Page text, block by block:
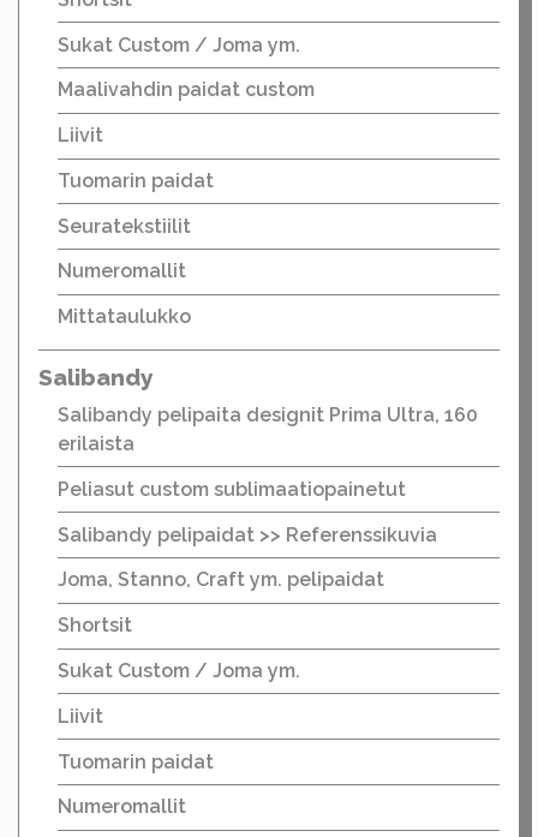
Sukat Custom / Joma ym.
Maalivahdin paidat custom
Liivit
Tuomarin paidat
Seuratekstiilit
Numeromallit
Mittataulukko
Salibandy
Salibandy pelipaita designit Prima Ultra, 160
erilaista
Peliasut custom sublimaatiopainetut
Salibandy pelipaidat >> Referenssikuvia
Joma, Stanno, Craft ym. pelipaidat
Shortsit
Sukat Custom / Joma ym.
Liivit
Tuomarin paidat
Numeromallit